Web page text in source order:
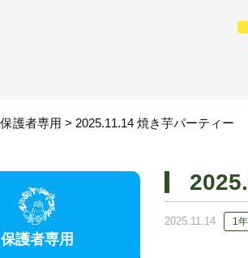
保護者専用 > 2025.11.14 焼き芋パーティー
2025.11.14 1
保護者専用